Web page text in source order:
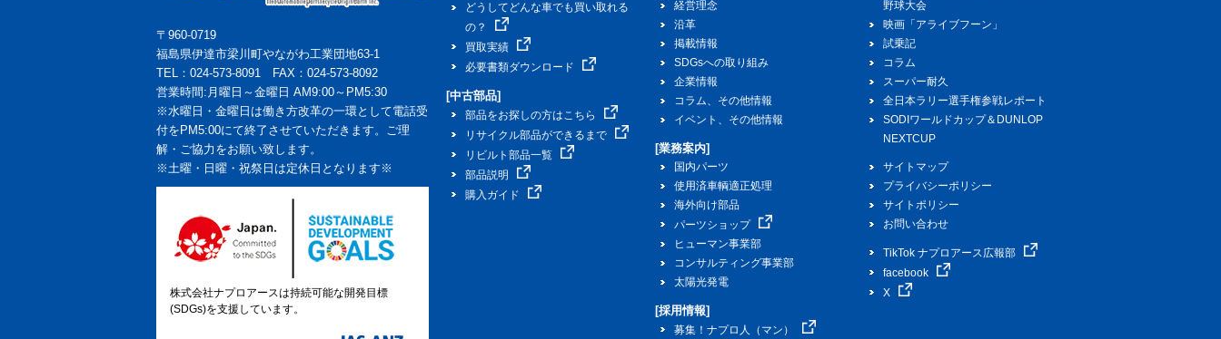
〒960-0719
福島県伊達市梁川町やながわ工業団地63-1
TEL：024-573-8091 FAX：024-573-8092
営業時間:月曜日～金曜日 AM9:00～PM5:30
※水曜日・金曜日は働き方改革の一環として電話受
付をPM5:00にて終了させていただきます。ご理
解・ご協力をお願い致します。
※土曜・日曜・祝祭日は定休日となります※
株式会社ナプロアースは持続可能な開発目標
(SDGs)を支援しています。
どうしてどんな車でも買い取れる
の？
買取実績
必要書類ダウンロード
[中古部品]
部品をお探しの方はこちら
リサイクル部品ができるまで
リビルト部品一覧
部品説明
購入ガイド
経営理念
沿革
掲載情報
SDGsへの取り組み
企業情報
コラム、その他情報
イベント、その他情報
[業務案内]
国内パーツ
使用済車輌適正処理
海外向け部品
パーツショップ
ヒューマン事業部
コンサルティング事業部
太陽光発電
[採用情報]
募集！ナプロ人（マン）
野球大会
映画「アライブフーン」
試乗記
コラム
スーパー耐久
全日本ラリー選手権参戦レポート
SODIワールドカップ＆DUNLOP
NEXTCUP
サイトマップ
プライバシーポリシー
サイトポリシー
お問い合わせ
TikTok ナプロアース広報部
facebook
X